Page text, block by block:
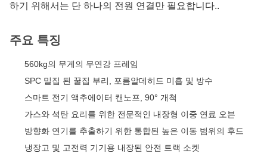
하기 위해서는 단 하나의 전원 연결만 필요합니다..
주요 특징
560kg의 무게의 무연강 프레임
SPC 밀집 된 꿀집 부리, 포름알데히드 미흡 및 방수
스마트 전기 액추에이터 캔노프, 90° 개척
가스와 석탄 요리를 위한 전문적인 내장형 이중 연료 오븐
방향화 연기를 추출하기 위한 통합된 높은 이동 범위의 후드
냉장고 및 고전력 기기용 내장된 안전 트랙 소켓